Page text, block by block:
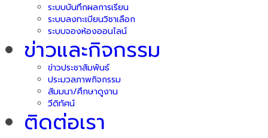
ระบบบันทึกผลการเรียน
ระบบลงทะเบียนวิชาเลือก
ระบบจองห้องออนไลน์
ข่าวและกิจกรรม
ข่าวประชาสัมพันธ์
ประมวลภาพกิจกรรม
สัมมนา/ศึกษาดูงาน
วีดิทัศน์
ติดต่อเรา